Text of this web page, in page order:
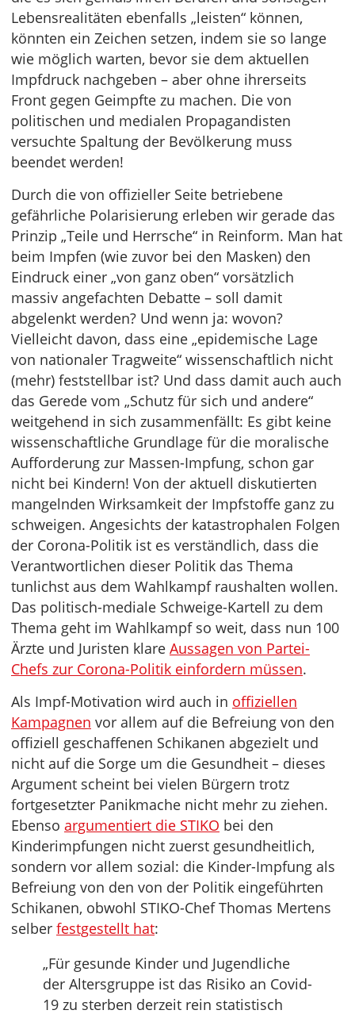
Lebensrealitäten ebenfalls „leisten“ können,
könnten ein Zeichen setzen, indem sie so lange
wie möglich warten, bevor sie dem aktuellen
Impfdruck nachgeben – aber ohne ihrerseits
Front gegen Geimpfte zu machen. Die von
politischen und medialen Propagandisten
versuchte Spaltung der Bevölkerung muss
beendet werden!
Durch die von offizieller Seite betriebene
gefährliche Polarisierung erleben wir gerade das
Prinzip „Teile und Herrsche“ in Reinform. Man hat
beim Impfen (wie zuvor bei den Masken) den
Eindruck einer „von ganz oben“ vorsätzlich
massiv angefachten Debatte – soll damit
abgelenkt werden? Und wenn ja: wovon?
Vielleicht davon, dass eine „epidemische Lage
von nationaler Tragweite“ wissenschaftlich nicht
(mehr) feststellbar ist? Und dass damit auch auch
das Gerede vom „Schutz für sich und andere“
weitgehend in sich zusammenfällt: Es gibt keine
wissenschaftliche Grundlage für die moralische
Aufforderung zur Massen-Impfung, schon gar
nicht bei Kindern! Von der aktuell diskutierten
mangelnden Wirksamkeit der Impfstoffe ganz zu
schweigen. Angesichts der katastrophalen Folgen
der Corona-Politik ist es verständlich, dass die
Verantwortlichen dieser Politik das Thema
tunlichst aus dem Wahlkampf raushalten wollen.
Das politisch-mediale Schweige-Kartell zu dem
Thema geht im Wahlkampf so weit, dass nun 100
Ärzte und Juristen klare Aussagen von Partei-
Chefs zur Corona-Politik einfordern müssen.
Als Impf-Motivation wird auch in offiziellen
Kampagnen vor allem auf die Befreiung von den
offiziell geschaffenen Schikanen abgezielt und
nicht auf die Sorge um die Gesundheit – dieses
Argument scheint bei vielen Bürgern trotz
fortgesetzter Panikmache nicht mehr zu ziehen.
Ebenso argumentiert die STIKO bei den
Kinderimpfungen nicht zuerst gesundheitlich,
sondern vor allem sozial: die Kinder-Impfung als
Befreiung von den von der Politik eingeführten
Schikanen, obwohl STIKO-Chef Thomas Mertens
selber festgestellt hat:
„Für gesunde Kinder und Jugendliche
der Altersgruppe ist das Risiko an Covid-
19 zu sterben derzeit rein statistisch